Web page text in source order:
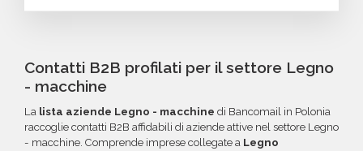
trovi la configurazione che cerchi, contatta il
campagna.
giorni dall'acquisto, potrai richiedere un
email inesistenti o DNS errati.
i circuiti protetti Banca Sella e PayPal. Inoltre,
per acquisti voluminosi, è possibile acquistare
maggiori informazioni su come sfruttare
questa opzione.
Contatti B2B profilati per il settore Legno
- macchine
La lista aziende Legno - macchine di Bancomail in Polonia
raccoglie contatti B2B affidabili di aziende attive nel settore Legno
- macchine. Comprende imprese collegate a Legno